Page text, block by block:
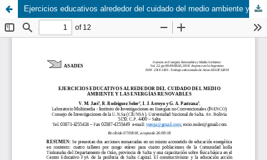
Ejercicios educativos alrededor del cuidado del medio ambiente y las energías renovables